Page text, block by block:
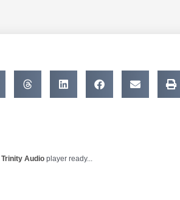
Trinity Audio player ready...